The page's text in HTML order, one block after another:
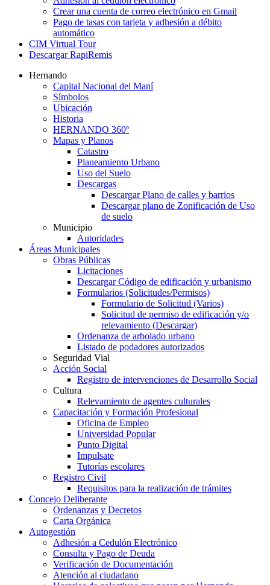
Crear una cuenta de correo electrónico en Gmail
Pago de tasas con tarjeta y adhesión a débito
automático
CIM Virtual Tour
Descargar RapiRemis
Hernando
Capital Nacional del Maní
Símbolos
Ubicación
Historia
HERNANDO 360º
Mapas y Planos
Catastro
Planeamiento Urbano
Uso del Suelo
Descargas
Descargar Plano de calles y barrios
Descargar plano de Zonificación de Uso
de suelo
Municipio
Autoridades
Áreas Municipales
Obras Públicas
Licitaciones
Descargar Código de edificación y urbanismo
Formularios (Solicitudes/Permisos)
Formulario de Solicitud (Varios)
Solicitud de permiso de edificación y/o
relevamiento (Descargar)
Ordenanza de arbolado urbano
Listado de podadores autorizados
Seguridad Vial
Acción Social
Registro de intervenciones de Desarrollo Social
Cultura
Relevamiento de agentes culturales
Capacitación y Formación Profesional
Oficina de Empleo
Universidad Popular
Punto Digital
Impulsate
Tutorías escolares
Registro Civil
Requisitos para la realización de trámites
Concejo Deliberante
Ordenanzas y Decretos
Carta Orgánica
Autogestión
Adhesión a Cedulón Electrónico
Consulta y Pago de Deuda
Verificación de Documentación
Atención al ciudadano